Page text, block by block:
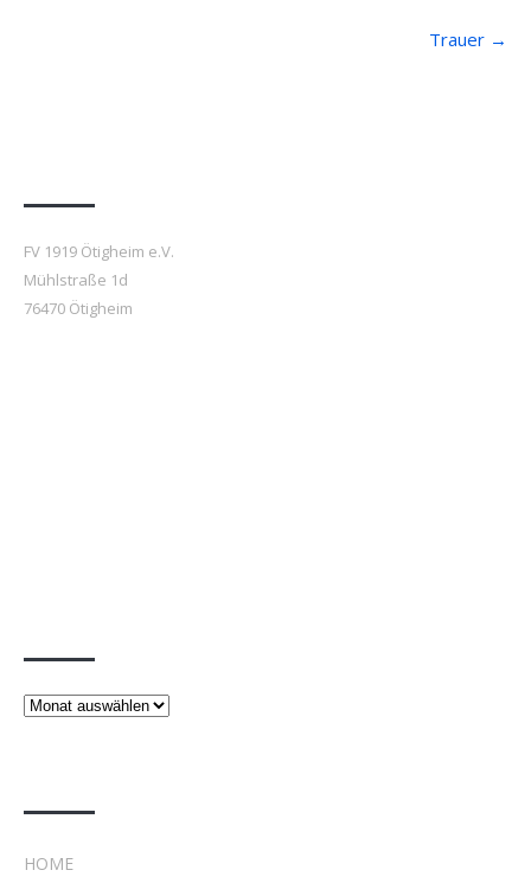
Trauer →
FV 1919 Ötigheim e.V.
Mühlstraße 1d
76470 Ötigheim
Beiträge
HOME